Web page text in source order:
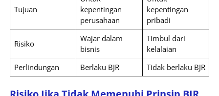
Tujuan
kepentingan
perusahaan
kepentingan
pribadi
Risiko
Wajar dalam
bisnis
Timbul dari
kelalaian
Perlindungan
Berlaku BJR Tidak berlaku BJR